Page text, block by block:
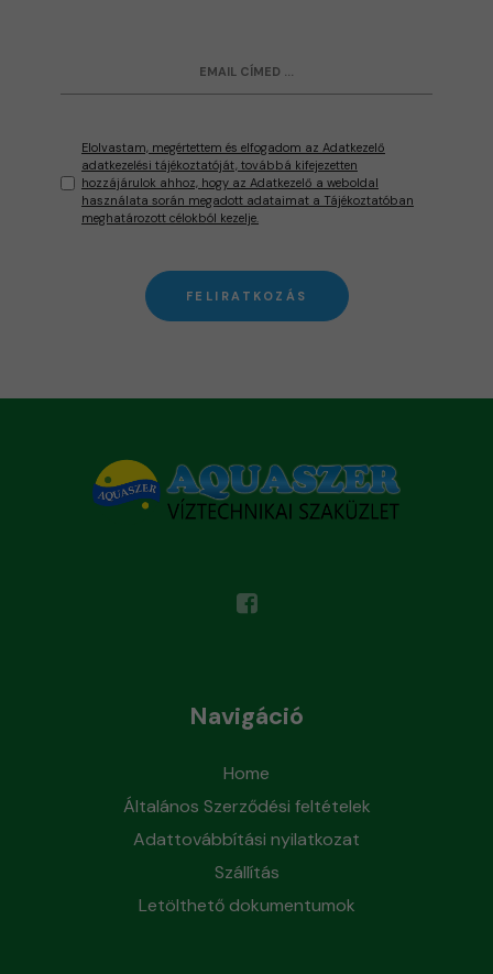
Elolvastam, megértettem és elfogadom az Adatkezelő
adatkezelési tájékoztatóját, továbbá kifejezetten
hozzájárulok ahhoz, hogy az Adatkezelő a weboldal
használata során megadott adataimat a Tájékoztatóban
meghatározott célokból kezelje.
FELIRATKOZÁS
Navigáció
Home
Általános Szerződési feltételek
Adattovábbítási nyilatkozat
Szállítás
Letölthető dokumentumok